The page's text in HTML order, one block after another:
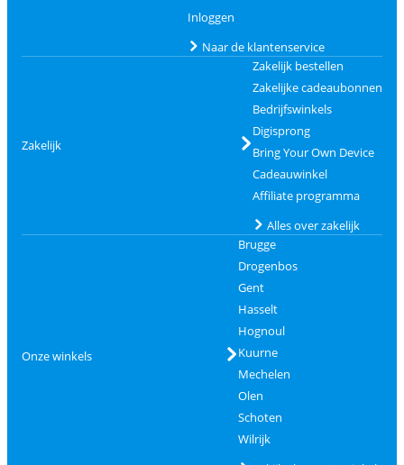
Inloggen
Naar de klantenservice
Zakelijk
Zakelijk bestellen
Zakelijke cadeaubonnen
Bedrijfswinkels
Digisprong
Bring Your Own Device
Cadeauwinkel
Affiliate programma
Alles over zakelijk
Onze winkels
Brugge
Drogenbos
Gent
Hasselt
Hognoul
Kuurne
Mechelen
Olen
Schoten
Wilrijk